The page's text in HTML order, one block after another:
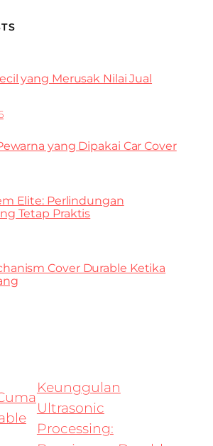
yang Merusak Nilai Jual
yang Dipakai Car Cover
Elite: Perlindungan
Tetap Praktis
Cover Durable Ketika
Keunggulan
Ultrasonic
Processing: